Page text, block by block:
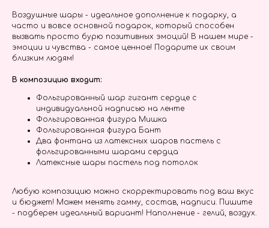
Воздушные шары - идеальное дополнение к подарку, а
часто и вовсе основной подарок, который способен
вызвать просто бурю позитивных эмоций! В нашем мире -
эмоции и чувства - самое ценное! Подарите их своим
близким людям!
В композицию входит:
Фольгированный шар гигант сердце с
индивидуальной надписью на ленте
Фольгированная фигура Мишка
Фольгированная фигура Бант
Два фонтана из латексных шаров пастель с
фольгированными шарами сердца
Латексные шары пастель под потолок
Любую композицию можно скорректировать под ваш вкус
и бюджет! Можем менять гамму, состав, надписи. Пишите
- подберем идеальный вариант! Наполнение - гелий, воздух.